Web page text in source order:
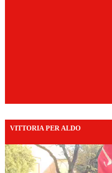
VITTORIA PER ALDO